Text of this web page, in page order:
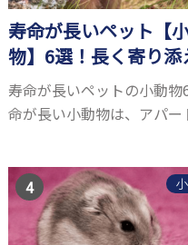
寿命が長いペット【
物】6選！長く寄り添
小動物はいる？
寿命が長いペットの小動物
命が長い小動物は、アパー
気が高いです。 以下では寿
い小動物6選を紹介！種類
徴や飼育のポイ...